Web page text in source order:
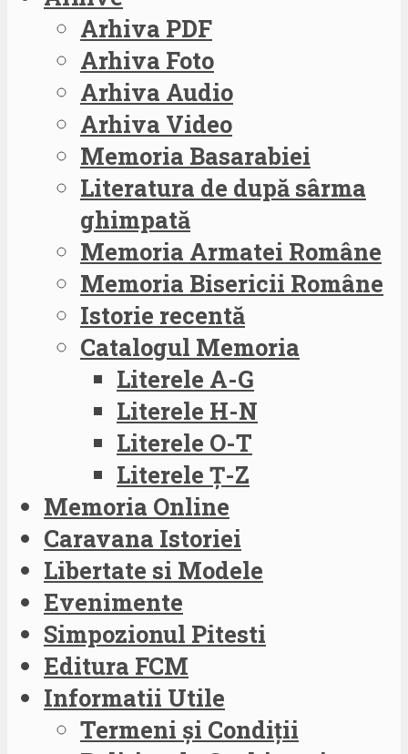
Arhiva PDF
Arhiva Foto
Arhiva Audio
Arhiva Video
Memoria Basarabiei
Literatura de după sârma
ghimpată
Memoria Armatei Române
Memoria Bisericii Române
Istorie recentă
Catalogul Memoria
Literele A-G
Literele H-N
Literele O-T
Literele Ț-Z
Memoria Online
Caravana Istoriei
Libertate si Modele
Evenimente
Simpozionul Pitesti
Editura FCM
Informatii Utile
Termeni și Condiții